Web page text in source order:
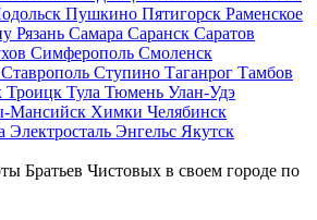
Пушкино Пятигорск Раменское
Рязань Самара Саранск Саратов
Симферополь Смоленск
Ставрополь Ступино Таганрог Тамбов
Троицк Тула Тюмень Улан-Удэ
Мансийск Химки Челябинск
Электросталь Энгельс Якутск
Братьев Чистовых в своем городе по